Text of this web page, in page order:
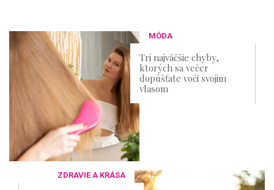
MÓDA
Tri najväčšie chyby,
ktorých sa večer
dopúšťate voči svojim
vlasom
ZDRAVIE A KRÁSA